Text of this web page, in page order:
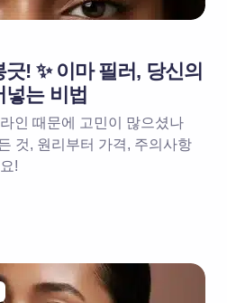
! ✨ 이마 필러, 당신의
는 비법
인 때문에 고민이 많으셨나
것, 원리부터 가격, 주의사항
!